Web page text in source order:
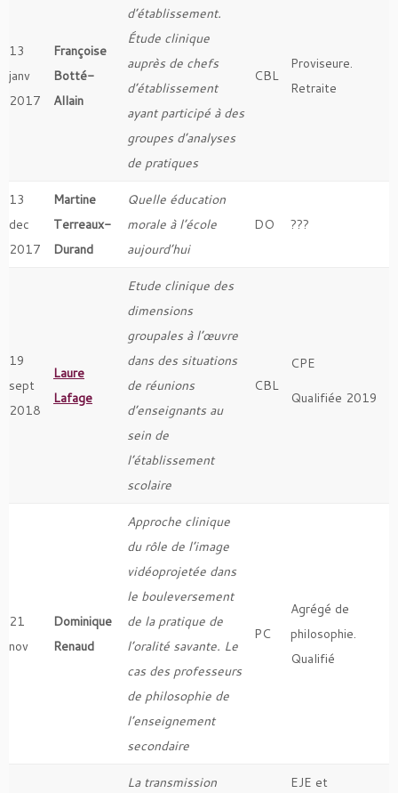
13
janv
2017
Françoise
Botté-
Allain
d’établissement.
Étude clinique
auprès de chefs
d’établissement
ayant participé à des
groupes d’analyses
de pratiques
CBL
Proviseure.
Retraite
13
dec
2017
Martine
Terreaux-
Durand
Quelle éducation
morale à l’école
aujourd’hui
DO ???
19
sept
2018
Laure
Lafage
Etude clinique des
dimensions
groupales à l’œuvre
dans des situations
de réunions
d’enseignants au
sein de
l’établissement
scolaire
CBL
CPE
Qualifiée 2019
21
nov
Dominique
Renaud
Approche clinique
du rôle de l’image
vidéoprojetée dans
le bouleversement
de la pratique de
l’oralité savante. Le
cas des professeurs
de philosophie de
l’enseignement
secondaire
PC
Agrégé de
philosophie.
Qualifié
La transmission
EJE et